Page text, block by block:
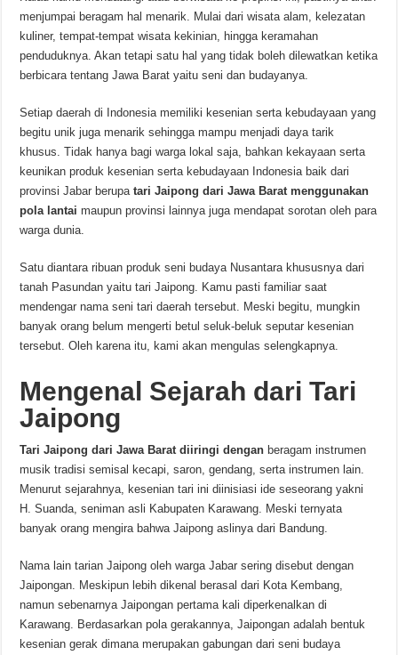
menjumpai beragam hal menarik. Mulai dari wisata alam, kelezatan
kuliner, tempat-tempat wisata kekinian, hingga keramahan
penduduknya. Akan tetapi satu hal yang tidak boleh dilewatkan ketika
berbicara tentang Jawa Barat yaitu seni dan budayanya.
Setiap daerah di Indonesia memiliki kesenian serta kebudayaan yang
begitu unik juga menarik sehingga mampu menjadi daya tarik
khusus. Tidak hanya bagi warga lokal saja, bahkan kekayaan serta
keunikan produk kesenian serta kebudayaan Indonesia baik dari
provinsi Jabar berupatari Jaipong dari Jawa Barat menggunakan
pola lantai maupun provinsi lainnya juga mendapat sorotan oleh para
warga dunia.
Satu diantara ribuan produk seni budaya Nusantara khususnya dari
tanah Pasundan yaitu tari Jaipong. Kamu pasti familiar saat
mendengar nama seni tari daerah tersebut. Meski begitu, mungkin
banyak orang belum mengerti betul seluk-beluk seputar kesenian
tersebut. Oleh karena itu, kami akan mengulas selengkapnya.
Mengenal Sejarah dariTari
Jaipong
Tari Jaipong dari Jawa Barat diiringi dengan beragam instrumen
musik tradisi semisal kecapi, saron, gendang, serta instrumen lain.
Menurut sejarahnya, kesenian tari ini diinisiasi ide seseorang yakni
H. Suanda, seniman asli Kabupaten Karawang. Meski ternyata
banyak orang mengira bahwa Jaipong aslinya dari Bandung.
Nama lain tarian Jaipong oleh warga Jabar sering disebut dengan
Jaipongan. Meskipun lebih dikenal berasal dari Kota Kembang,
namun sebenarnya Jaipongan pertama kali diperkenalkan di
Karawang. Berdasarkan pola gerakannya, Jaipongan adalah bentuk
kesenian gerak dimana merupakan gabungan dari seni budaya